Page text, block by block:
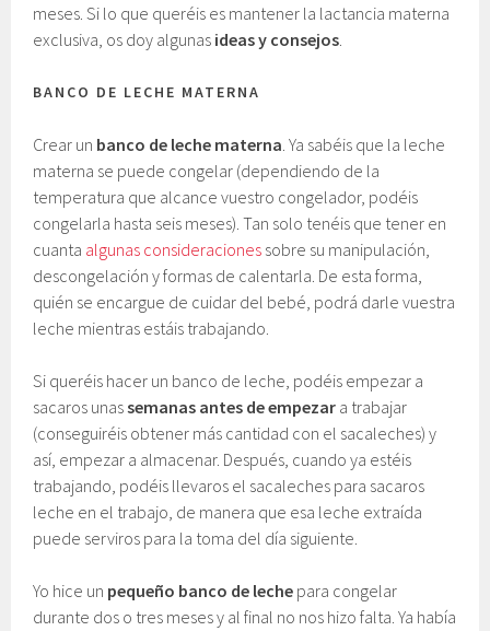
meses. Si lo que queréis es mantener la lactancia materna
exclusiva, os doy algunas ideas y consejos.
BANCO DE LECHE MATERNA
Crear un banco de leche materna. Ya sabéis que la leche
materna se puede congelar (dependiendo de la
temperatura que alcance vuestro congelador, podéis
congelarla hasta seis meses). Tan solo tenéis que tener en
cuanta algunas consideraciones sobre su manipulación,
descongelación y formas de calentarla. De esta forma,
quién se encargue de cuidar del bebé, podrá darle vuestra
leche mientras estáis trabajando.
Si queréis hacer un banco de leche, podéis empezar a
sacaros unassemanas antes de empezar a trabajar
(conseguiréis obtener más cantidad con el sacaleches) y
así, empezar a almacenar. Después, cuando ya estéis
trabajando, podéis llevaros el sacaleches para sacaros
leche en el trabajo, de manera que esa leche extraída
puede serviros para la toma del día siguiente.
Yo hice un pequeño banco de leche para congelar
durante dos o tres meses y al final no nos hizo falta. Ya había